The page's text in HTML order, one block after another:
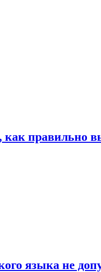
как правильно
языка не